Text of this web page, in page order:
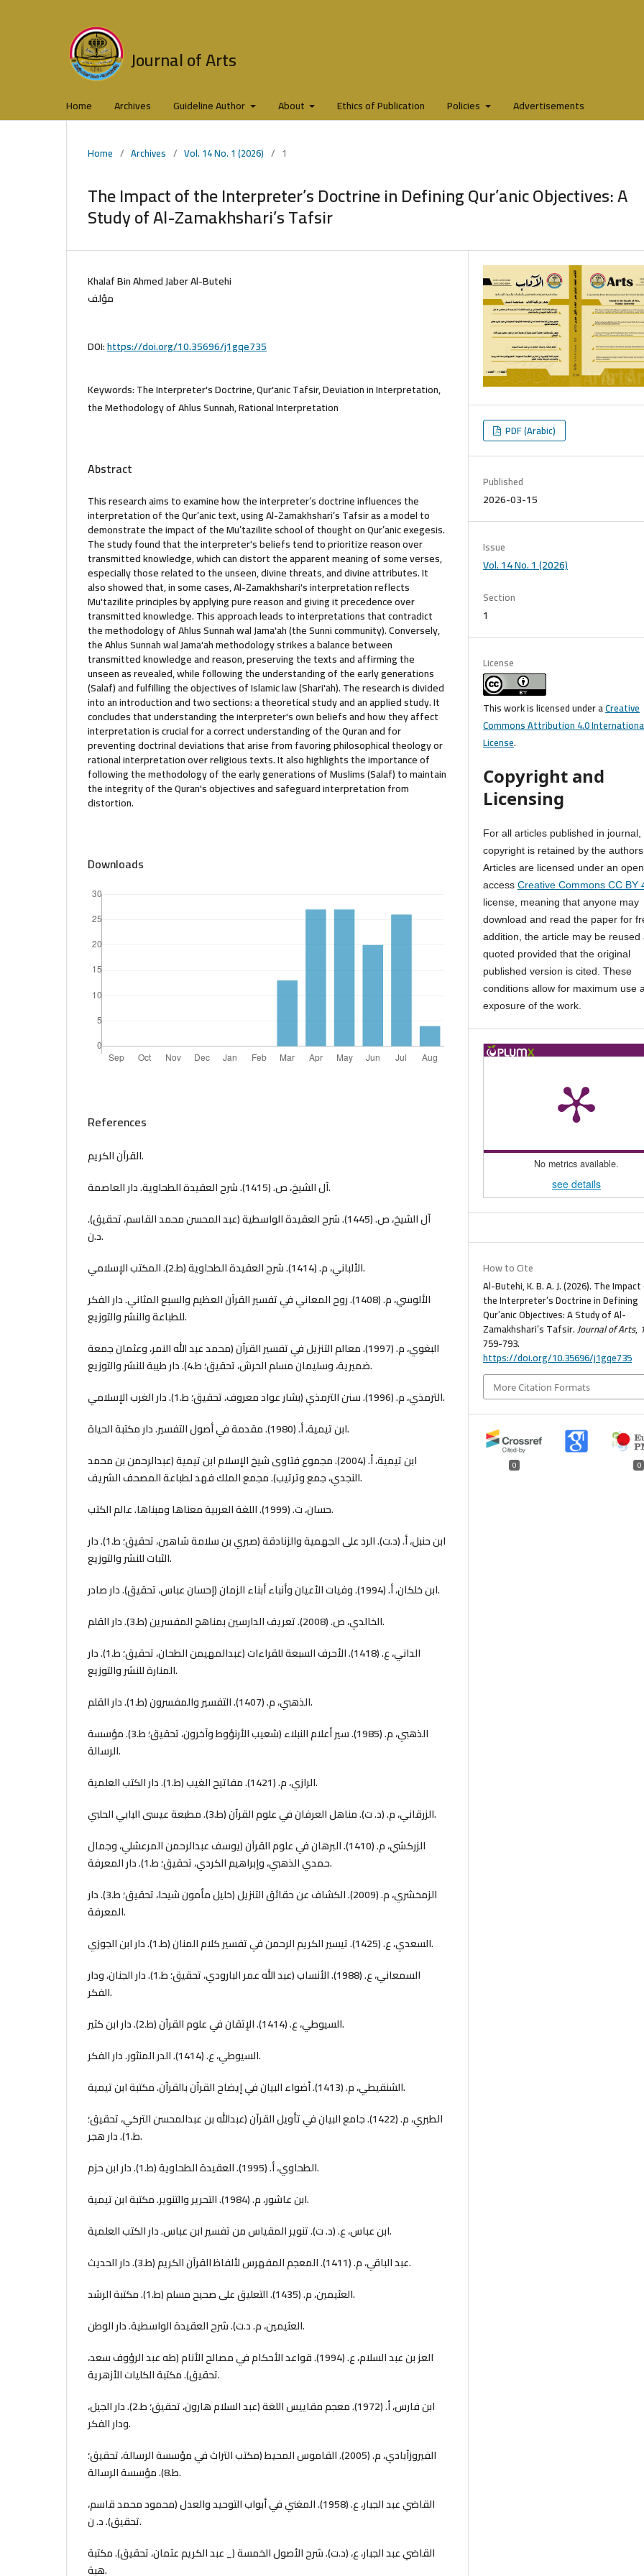
Journal of Arts
Home Archives Guideline Author About Ethics of Publication Policies Advertisements
Home / Archives / Vol. 14 No. 1 (2026) / 1
The Impact of the Interpreter’s Doctrine in Defining Qur’anic Objectives: A
Study of Al-Zamakhshari’s Tafsir
Khalaf Bin Ahmed Jaber Al-Butehi
مؤلف
DOI:https://doi.org/10.35696/j1gqe735
Keywords:The Interpreter's Doctrine, Qur'anic Tafsir, Deviation in Interpretation,
the Methodology of Ahlus Sunnah, Rational Interpretation
Abstract
This research aims to examine how the interpreter’s doctrine influences the
interpretation of the Qur’anic text, using Al-Zamakhshari’s Tafsir as a model to
demonstrate the impact of the Mu’tazilite school of thought on Qur’anic exegesis.
The study found that the interpreter's beliefs tend to prioritize reason over
transmitted knowledge, which can distort the apparent meaning of some verses,
especially those related to the unseen, divine threats, and divine attributes. It
also showed that, in some cases, Al-Zamakhshari's interpretation reflects
Mu'tazilite principles by applying pure reason and giving it precedence over
transmitted knowledge. This approach leads to interpretations that contradict
the methodology of Ahlus Sunnah wal Jama'ah (the Sunni community). Conversely,
the Ahlus Sunnah wal Jama'ah methodology strikes a balance between
transmitted knowledge and reason, preserving the texts and affirming the
unseen as revealed, while following the understanding of the early generations
(Salaf) and fulfilling the objectives of Islamic law (Shari'ah). The research is divided
into an introduction and two sections: a theoretical study and an applied study. It
concludes that understanding the interpreter's own beliefs and how they affect
interpretation is crucial for a correct understanding of the Quran and for
preventing doctrinal deviations that arise from favoring philosophical theology or
rational interpretation over religious texts. It also highlights the importance of
following the methodology of the early generations of Muslims (Salaf) to maintain
the integrity of the Quran's objectives and safeguard interpretation from
distortion.
Downloads
References
القرآن الكريم.
آل الشيخ، ص. (1415). شرح العقيدة الطحاوية. دار العاصمة.
آل الشيخ، ص. (1445). شرح العقيدة الواسطية (عبد المحسن محمد القاسم، تحقيق).
د.ن.
الألباني، م. (1414). شرح العقيدة الطحاوية (ط.2). المكتب الإسلامي.
الألوسي، م. (1408). روح المعاني في تفسير القرآن العظيم والسبع المثاني. دار الفكر
للطباعة والنشر والتوزيع.
البغوي، م. (1997). معالم التنزيل في تفسير القرآن (محمد عبد الله النمر، وعثمان جمعة
ضميرية، وسليمان مسلم الحرش، تحقيق؛ ط.4). دار طيبة للنشر والتوزيع.
الترمذي، م. (1996). سنن الترمذي (بشار عواد معروف، تحقيق؛ ط.1). دار الغرب الإسلامي.
ابن تيمية، أ. (1980). مقدمة في أصول التفسير. دار مكتبة الحياة.
ابن تيمية، أ. (2004). مجموع فتاوى شيخ الإسلام ابن تيمية (عبدالرحمن بن محمد
النجدي، جمع وترتيب). مجمع الملك فهد لطباعة المصحف الشريف.
حسان، ت. (1999). اللغة العربية معناها ومبناها. عالم الكتب.
ابن حنبل، أ. (د.ت). الرد على الجهمية والزنادقة (صبري بن سلامة شاهين، تحقيق؛ ط.1). دار
الثبات للنشر والتوزيع.
ابن خلكان، أ. (1994). وفيات الأعيان وأنباء أبناء الزمان (إحسان عباس، تحقيق). دار صادر.
الخالدي، ص. (2008). تعريف الدارسين بمناهج المفسرين (ط.3). دار القلم.
الداني، ع. (1418). الأحرف السبعة للقراءات (عبدالمهيمن الطحان، تحقيق؛ ط.1). دار
المنارة للنشر والتوزيع.
الذهبي، م. (1407). التفسير والمفسرون (ط.1). دار القلم.
الذهبي، م. (1985). سير أعلام النبلاء (شعيب الأرنؤوط وآخرون، تحقيق؛ ط.3). مؤسسة
الرسالة.
الرازي، م. (1421). مفاتيح الغيب (ط.1). دار الكتب العلمية.
الزرقاني، م. (د. ت). مناهل العرفان في علوم القرآن (ط.3). مطبعة عيسى البابي الحلبي.
الزركشي، م. (1410). البرهان في علوم القرآن (يوسف عبدالرحمن المرعشلي، وجمال
حمدي الذهبي، وإبراهيم الكردي، تحقيق؛ ط.1). دار المعرفة.
الزمخشري، م. (2009). الكشاف عن حقائق التنزيل (خليل مأمون شيحا، تحقيق؛ ط.3). دار
المعرفة.
السعدي، ع. (1425). تيسير الكريم الرحمن في تفسير كلام المنان (ط.1). دار ابن الجوزي.
السمعاني، ع. (1988). الأنساب (عبد الله عمر البارودي، تحقيق؛ ط.1). دار الجنان، ودار
الفكر.
السيوطي، ع. (1414). الإتقان في علوم القرآن (ط.2). دار ابن كثير.
السيوطي، ع. (1414). الدر المنثور. دار الفكر.
الشنقيطي، م. (1413). أضواء البيان في إيضاح القرآن بالقرآن. مكتبة ابن تيمية.
الطبري، م. (1422). جامع البيان في تأويل القرآن (عبدالله بن عبدالمحسن التركي، تحقيق؛
ط.1). دار هجر.
الطحاوي، أ. (1995). العقيدة الطحاوية (ط.1). دار ابن حزم.
ابن عاشور، م. (1984). التحرير والتنوير. مكتبة ابن تيمية.
ابن عباس، ع. (د. ت). تنوير المقياس من تفسير ابن عباس. دار الكتب العلمية.
عبد الباقي، م. (1411). المعجم المفهرس لألفاظ القرآن الكريم (ط.3). دار الحديث.
العثيمين، م. (1435). التعليق على صحيح مسلم (ط.1). مكتبة الرشد.
العثيمين، م. د.ت). شرح العقيدة الواسطية. دار الوطن.
العز بن عبد السلام، ع. (1994). قواعد الأحكام في مصالح الأنام (طه عبد الرؤوف سعد،
تحقيق). مكتبة الكليات الأزهرية.
ابن فارس، أ. (1972). معجم مقاييس اللغة (عبد السلام هارون، تحقيق؛ ط.2). دار الجيل،
ودار الفكر.
الفيروزآبادي، م. (2005). القاموس المحيط (مكتب التراث في مؤسسة الرسالة، تحقيق؛
ط.8). مؤسسة الرسالة.
القاضي عبد الجبار، ع. (1958). المغني في أبواب التوحيد والعدل (محمود محمد قاسم،
تحقيق). د. ن.
القاضي عبد الجبار، ع، (د.ت). شرح الأصول الخمسة (_ عبد الكريم عثمان، تحقيق). مكتبة
هبة.
PDF (Arabic)
Published
2026-03-15
Issue
Vol. 14 No. 1 (2026)
Section
1
License
This work is licensed under aCreative
Commons Attribution 4.0
License.
Copyright and
Licensing
For all articles published in journal,
copyright is retained by the authors.
Articles are licensed under an open
accessCreative Commons CC BY
license, meaning that anyone may
download and read the paper for
addition, the article may be reused
quoted provided that the original
published version is cited. These
conditions allow for maximum use
exposure of the work.
No metrics available.
see details
How to Cite
Al-Butehi, K. B. A. J. (2026). The
the Interpreter’s Doctrine in Defining
Qur’anic Objectives: A Study of Al-
Zamakhshari’s Tafsir.Journal of Arts,
759-793.
https://doi.org/10.35696/j1gqe735
More Citation Formats
0 0